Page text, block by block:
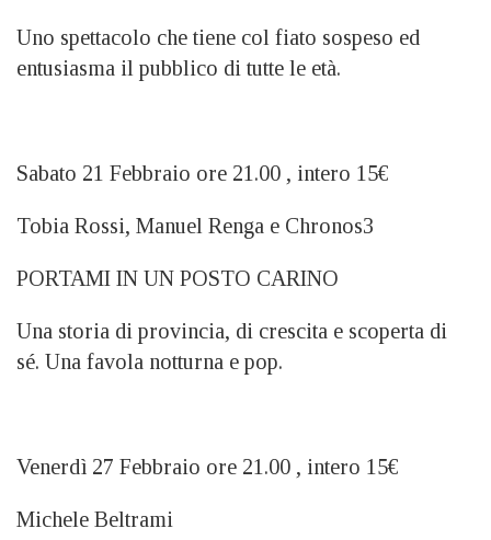
Uno spettacolo che tiene col fiato sospeso ed
entusiasma il pubblico di tutte le età.
Sabato 21 Febbraio ore 21.00 , intero 15€
Tobia Rossi, Manuel Renga e Chronos3
PORTAMI IN UN POSTO CARINO
Una storia di provincia, di crescita e scoperta di
sé. Una favola notturna e pop.
Venerdì 27 Febbraio ore 21.00 , intero 15€
Michele Beltrami